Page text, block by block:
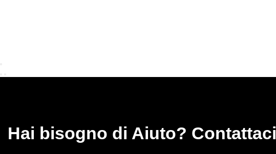
Hai bisogno di Aiuto? Contattaci